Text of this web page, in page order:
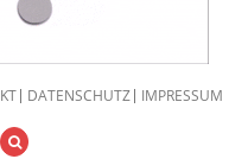
DATENSCHUTZ IMPRESSUM